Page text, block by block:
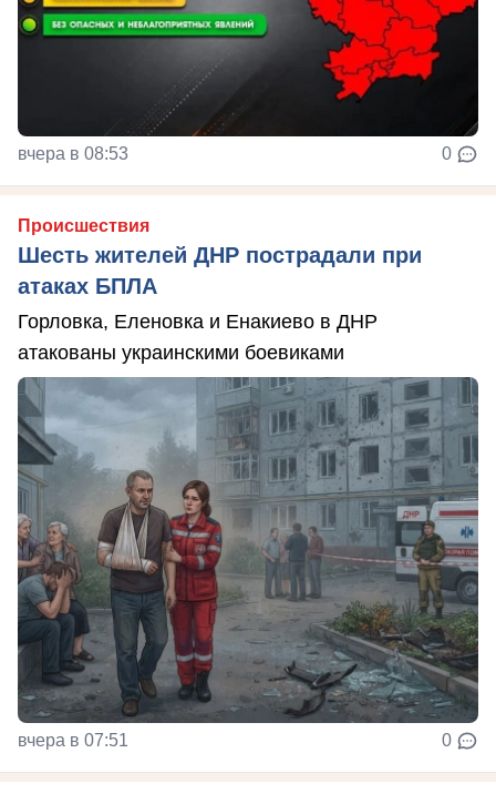
вчера в 08:53 0
Происшествия
Шесть жителей ДНР пострадали при
атаках БПЛА
Горловка, Еленовка и Енакиево в ДНР
атакованы украинскими боевиками
вчера в 07:51 0